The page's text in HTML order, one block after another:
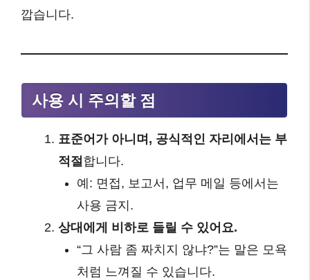
깝습니다.
사용 시 주의할 점
표준어가 아니며, 공식적인 자리에서는 부
적절합니다.
예: 면접, 보고서, 업무 메일 등에서는
사용 금지.
상대에게 비하로 들릴 수 있어요.
“그 사람 좀 짜치지 않냐?”는 말은 모욕
처럼 느껴질 수 있습니다.